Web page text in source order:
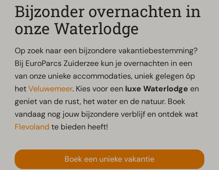
Bijzonder overnachten in
onze Waterlodge
Op zoek naar een bijzondere vakantiebestemming?
Bij EuroParcs Zuiderzee kun je overnachten in een
van onze unieke accommodaties, uniek gelegen óp
hetVeluwemeer. Kies voor een luxe Waterlodge en
geniet van de rust, het water en de natuur. Boek
vandaag nog jouw bijzondere verblijf en ontdek wat
Flevoland te bieden heeft!
Boek een unieke vakantie